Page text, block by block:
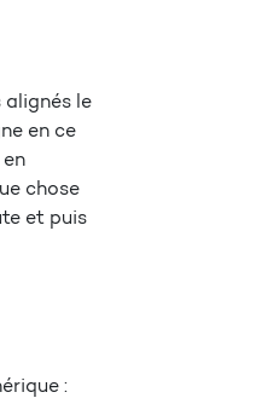
alignés le
en ce
chose
et puis
: